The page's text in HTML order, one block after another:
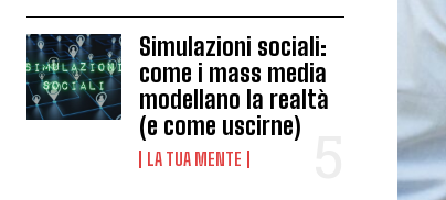
Simulazioni sociali:
come i mass media
modellano la realtà
(e come uscirne)
LA TUA MENTE